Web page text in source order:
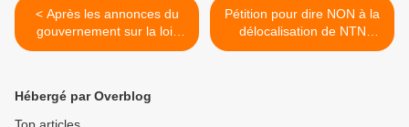
< Après les annonces du
gouvernement sur la loi-
travail, déclaration de
Pétition pour dire NON à la
délocalisation de NTN
Allonnes(72) >
Hébergé par Overblog